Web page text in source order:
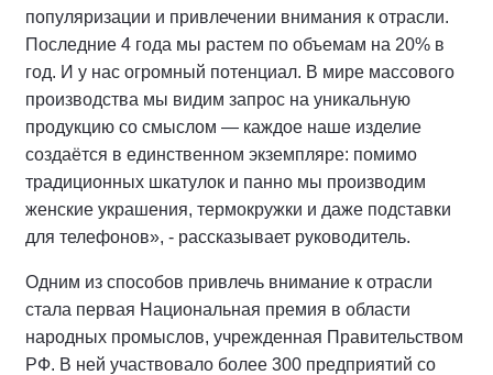
популяризации и привлечении внимания к отрасли.
Последние 4 года мы растем по объемам на 20% в
год. И у нас огромный потенциал. В мире массового
производства мы видим запрос на уникальную
продукцию со смыслом — каждое наше изделие
создаётся в единственном экземпляре: помимо
традиционных шкатулок и панно мы производим
женские украшения, термокружки и даже подставки
для телефонов», - рассказывает руководитель.
Одним из способов привлечь внимание к отрасли
стала первая Национальная премия в области
народных промыслов, учрежденная Правительством
РФ. В ней участвовало более 300 предприятий со